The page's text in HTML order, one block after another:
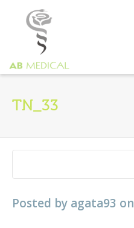
TN_33
Posted by agata93 on